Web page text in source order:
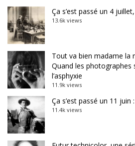
Ça s’est passé un 4
13.6k views
Tout va bien madame la
Quand les photographes
l’asphyxie
11.9k views
Ça s’est passé un 11
11.4k views